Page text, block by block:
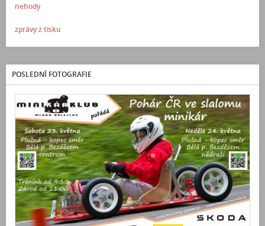
nehody
zprávy z tisku
POSLEDNÍ FOTOGRAFIE